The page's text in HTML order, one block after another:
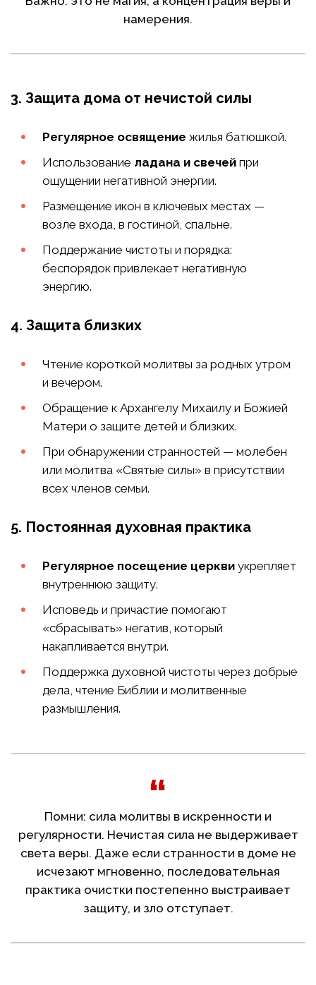
намерения.
3. Защита дома от нечистой силы
Регулярное освящение жилья батюшкой.
Использование ладана и свечей при
ощущении негативной энергии.
Размещение икон в ключевых местах —
возле входа, в гостиной, спальне.
Поддержание чистоты и порядка:
беспорядок привлекает негативную
энергию.
4. Защита близких
Чтение короткой молитвы за родных утром
и вечером.
Обращение к Архангелу Михаилу и Божией
Матери о защите детей и близких.
При обнаружении странностей — молебен
или молитва «Святые силы» в присутствии
всех членов семьи.
5. Постоянная духовная практика
Регулярное посещение церкви укрепляет
внутреннюю защиту.
Исповедь и причастие помогают
«сбрасывать» негатив, который
накапливается внутри.
Поддержка духовной чистоты через добрые
дела, чтение Библии и молитвенные
размышления.
Помни: сила молитвы в искренности и
регулярности. Нечистая сила не выдерживает
света веры. Даже если странности в доме не
исчезают мгновенно, последовательная
практика очистки постепенно выстраивает
защиту, и зло отступает.